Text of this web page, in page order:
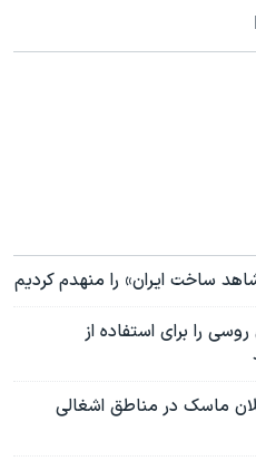
را برای استفاده از
ماسک در مناطق اشغالی